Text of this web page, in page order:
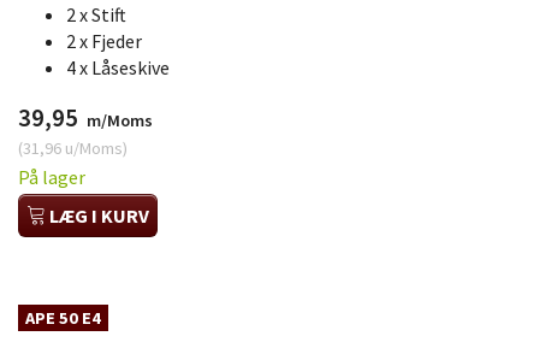
2 x Stift
2 x Fjeder
4 x Låseskive
39,95 m/Moms
(31,96 u/Moms)
På lager
LÆG I KURV
APE 50 E4